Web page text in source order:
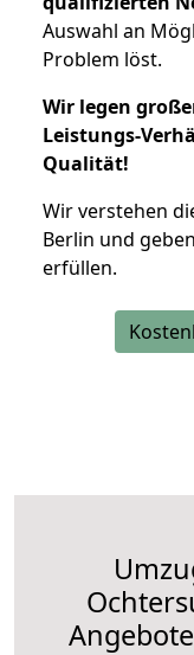
Auswahl an
Problem löst.
Wir legen
Leistungs-
Qualität!
Wir verstehen
Berlin und
erfüllen.